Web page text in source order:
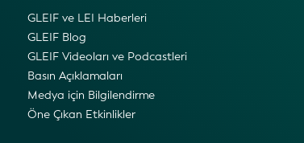
GLEIF ve LEI Haberleri
GLEIF Blog
GLEIF Videoları ve Podcastleri
Basın Açıklamaları
Medya için Bilgilendirme
Öne Çıkan Etkinlikler